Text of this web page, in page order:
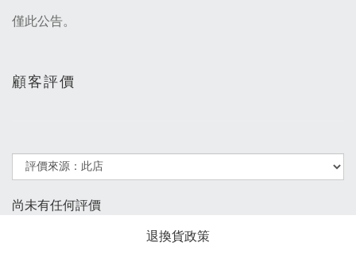
僅此公告。
顧客評價
尚未有任何評價
退換貨政策